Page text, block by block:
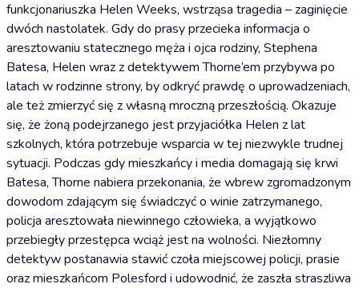
funkcjonariuszka Helen Weeks, wstrząsa tragedia – zaginięcie
dwóch nastolatek. Gdy do prasy przecieka informacja o
aresztowaniu statecznego męża i ojca rodziny, Stephena
Batesa, Helen wraz z detektywem Thorne’em przybywa po
latach w rodzinne strony, by odkryć prawdę o uprowadzeniach,
ale też zmierzyć się z własną mroczną przeszłością. Okazuje
się, że żoną podejrzanego jest przyjaciółka Helen z lat
szkolnych, która potrzebuje wsparcia w tej niezwykle trudnej
sytuacji. Podczas gdy mieszkańcy i media domagają się krwi
Batesa, Thorne nabiera przekonania, że wbrew zgromadzonym
dowodom zdającym się świadczyć o winie zatrzymanego,
policja aresztowała niewinnego człowieka, a wyjątkowo
przebiegły przestępca wciąż jest na wolności. Niezłomny
detektyw postanawia stawić czoła miejscowej policji, prasie
oraz mieszkańcom Polesford i udowodnić, że zaszła straszliwa